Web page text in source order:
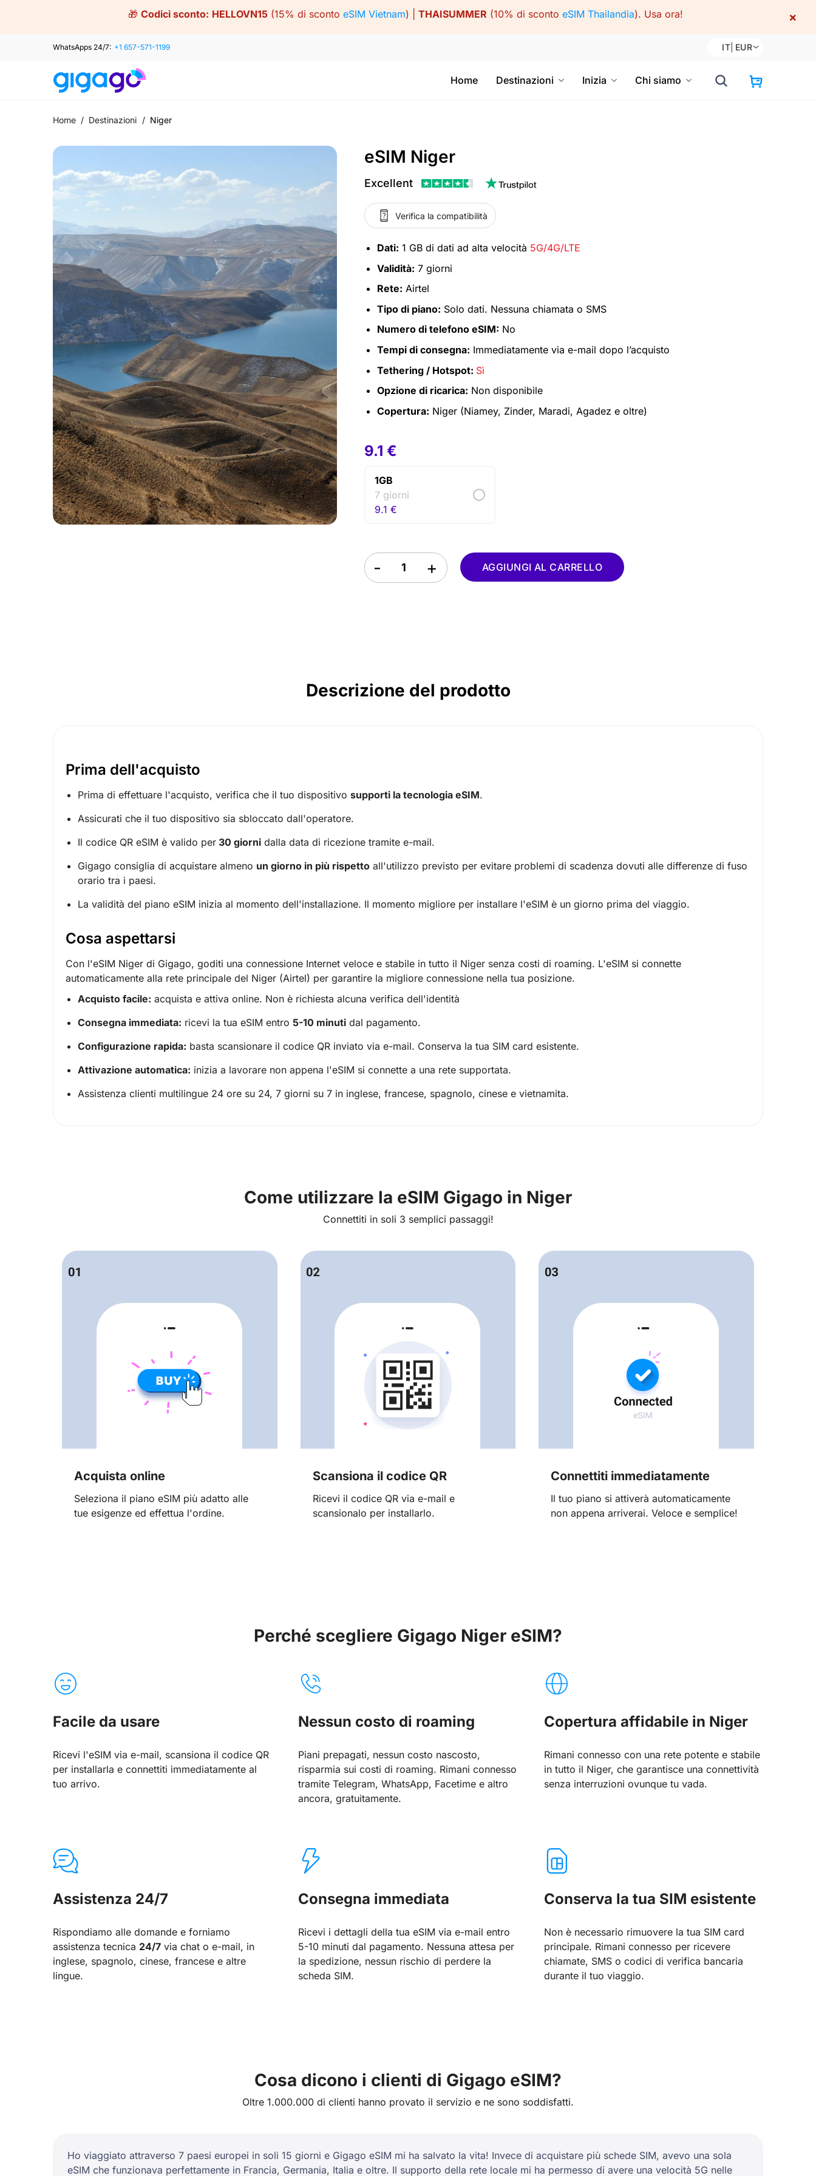
🎁 Codici sconto: HELLOVN15 (15% di sconto eSIM Vietnam) | THAISUMMER (10% di sconto eSIM Thailandia). Usa ora! ×
WhatsApps 24/7: +1 657-571-1199 IT EUR
Home Destinazioni Inizia Chi siamo
Home / Destinazioni / Niger
eSIM Niger
Excellent
Verifica la compatibilità
Dati: 1 GB di dati ad alta velocità 5G/4G/LTE
Validità: 7 giorni
Rete: Airtel
Tipo di piano: Solo dati. Nessuna chiamata o SMS
Numero di telefono eSIM: No
Tempi di consegna: Immediatamente via e-mail dopo l’acquisto
Tethering / Hotspot: Sì
Opzione di ricarica: Non disponibile
Copertura: Niger (Niamey, Zinder, Maradi, Agadez e oltre)
9.1 €
1GB
7 giorni
9.1 €
eSIM Niger quantity
AGGIUNGI AL CARRELLO
Descrizione del prodotto
Prima dell'acquisto
Prima di effettuare l'acquisto, verifica che il tuo dispositivo supporti la tecnologia eSIM.
Assicurati che il tuo dispositivo sia sbloccato dall'operatore.
Il codice QR eSIM è valido per 30 giorni dalla data di ricezione tramite e-mail.
Gigago consiglia di acquistare almeno un giorno in più rispetto all'utilizzo previsto per evitare problemi di scadenza dovuti alle differenze di fuso
orario tra i paesi.
La validità del piano eSIM inizia al momento dell'installazione. Il momento migliore per installare l'eSIM è un giorno prima del viaggio.
Cosa aspettarsi
Con l'eSIM Niger di Gigago, goditi una connessione Internet veloce e stabile in tutto il Niger senza costi di roaming. L'eSIM si connette
automaticamente alla rete principale del Niger (Airtel) per garantire la migliore connessione nella tua posizione.
Acquisto facile: acquista e attiva online. Non è richiesta alcuna verifica dell'identità
Consegna immediata: ricevi la tua eSIM entro 5-10 minuti dal pagamento.
Configurazione rapida: basta scansionare il codice QR inviato via e-mail. Conserva la tua SIM card esistente.
Attivazione automatica: inizia a lavorare non appena l'eSIM si connette a una rete supportata.
Assistenza clienti multilingue 24 ore su 24, 7 giorni su 7 in inglese, francese, spagnolo, cinese e vietnamita.
Come utilizzare la eSIM Gigago in Niger
Connettiti in soli 3 semplici passaggi!
Acquista online
Seleziona il piano eSIM più adatto alle
tue esigenze ed effettua l'ordine.
Scansiona il codice QR
Ricevi il codice QR via e-mail e
scansionalo per installarlo.
Connettiti immediatamente
Il tuo piano si attiverà automaticamente
non appena arriverai. Veloce e semplice!
Perché scegliere Gigago Niger eSIM?
Facile da usare
Ricevi l'eSIM via e-mail, scansiona il codice QR
per installarla e connettiti immediatamente al
tuo arrivo.
Nessun costo di roaming
Piani prepagati, nessun costo nascosto,
risparmia sui costi di roaming. Rimani connesso
tramite Telegram, WhatsApp, Facetime e altro
ancora, gratuitamente.
Copertura affidabile in Niger
Rimani connesso con una rete potente e stabile
in tutto il Niger, che garantisce una connettività
senza interruzioni ovunque tu vada.
Assistenza 24/7
Rispondiamo alle domande e forniamo
assistenza tecnica 24/7 via chat o e-mail, in
inglese, spagnolo, cinese, francese e altre
lingue.
Consegna immediata
Ricevi i dettagli della tua eSIM via e-mail entro
5-10 minuti dal pagamento. Nessuna attesa per
la spedizione, nessun rischio di perdere la
scheda SIM.
Conserva la tua SIM esistente
Non è necessario rimuovere la tua SIM card
principale. Rimani connesso per ricevere
chiamate, SMS o codici di verifica bancaria
durante il tuo viaggio.
Cosa dicono i clienti di Gigago eSIM?
Oltre 1.000.000 di clienti hanno provato il servizio e ne sono soddisfatti.
Ho viaggiato attraverso 7 paesi europei in soli 15 giorni e Gigago eSIM mi ha salvato la vita! Invece di acquistare più schede SIM, avevo una sola
eSIM che funzionava perfettamente in Francia, Germania, Italia e oltre. Il supporto della rete locale mi ha permesso di avere una velocità 5G nelle